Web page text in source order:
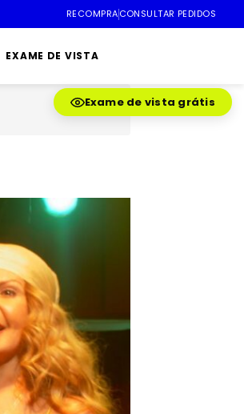
RECOMPRACONSULTAR PEDIDOS
EXAME DE VISTA
Exame de vista grátis